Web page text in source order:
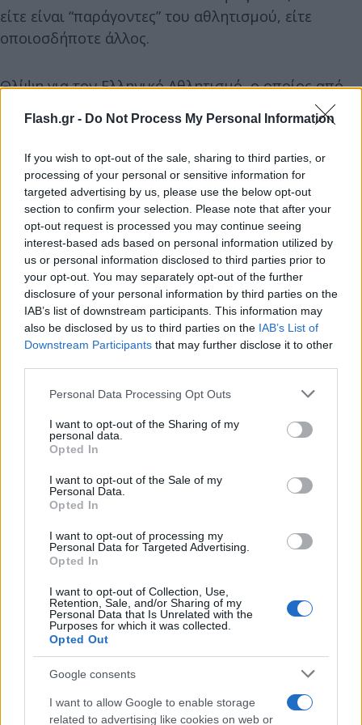
Flash.gr - Do Not Process My Personal Information
If you wish to opt-out of the sale, sharing to third parties, or
processing of your personal or sensitive information for
targeted advertising by us, please use the below opt-out
section to confirm your selection. Please note that after your
opt-out request is processed you may continue seeing
interest-based ads based on personal information utilized by
us or personal information disclosed to third parties prior to
your opt-out. You may separately opt-out of the further
disclosure of your personal information by third parties on the
IAB’s list of downstream participants. This information may
also be disclosed by us to third parties on the IAB’s List of
Downstream Participants that may further disclose it to other
Please note that this website/app uses one or more Google
not limited to your visit or usage behaviour. You may click to
grant or deny consent to Google and its third-party tags to
use your data for below specified purposes in below Google
consent section.
Personal Data Processing Opt Outs
I want to opt-out of the Sharing of my
personal data.
Opted In
I want to opt-out of the Sale of my
Personal Data.
Opted In
I want to opt-out of processing my
Personal Data for Targeted Advertising.
Opted In
I want to opt-out of Collection, Use,
Retention, Sale, and/or Sharing of my
Personal Data that Is Unrelated with the
Purposes for which it was collected.
Opted Out
Google consents
I want to allow Google to enable storage
related to advertising like cookies on web or
είτε είναι “παράγοντες” του αθλητισμού, είτε
οποιοσδήποτε άλλος.
Θλίψη για τον Ελληνικό Αθλητισμό, ο οποίος από
προϊόν πολιτισμού έχει καταντήσει καταφύγιο
κάθε λογής εγκληματικών υποκειμένων που με
πρόσχημα αυτόν εκδηλώνουν τα πιο απάνθρωπα
και κακοποιά τους ένστικτα.